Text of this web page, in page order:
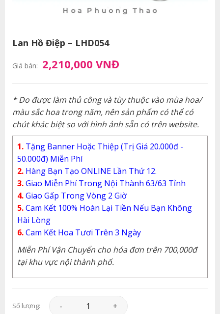
Lan Hồ Điệp – LHD054
Giá bán: 2,210,000 VNĐ
* Do được làm thủ công và tùy thuộc vào mùa hoa/
màu sắc hoa trong năm, nên sản phẩm có thể có
chút khác biệt so với hình ảnh sẵn có trên website.
1. Tặng Banner Hoặc Thiệp (Trị Giá 20.000đ -
50.000đ) Miễn Phí
2. Hàng Bạn Tạo ONLINE Lần Thứ 12.
3.Giao Miễn Phí Trong Nội Thành 63/63 Tỉnh
4.Giao Gấp Trong Vòng 2 Giờ
5.Cam Kết 100% Hoàn Lại Tiền Nếu Bạn Không
Hài Lòng
6.Cam Kết Hoa Tươi Trên 3 Ngày
Miễn Phí Vận Chuyển cho hóa đơn trên 700,000đ
tại khu vực nội thành phố.
Số lượng: Lan Hồ Điệp - LHD054 số lượng